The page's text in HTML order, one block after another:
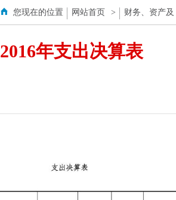
您现在的位置 网站首页 > 财务、资产及
2016年支出决算表